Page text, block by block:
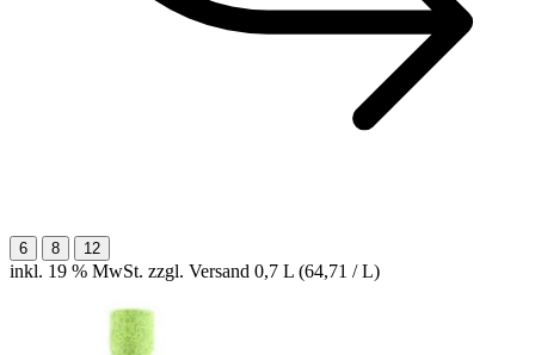
6 8 12
inkl. 19 % MwSt. zzgl. Versand 0,7 L (64,71 / L)